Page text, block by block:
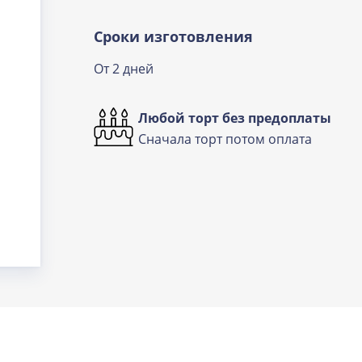
Сроки изготовления
От 2 дней
Любой торт без предоплаты
Сначала торт потом оплата